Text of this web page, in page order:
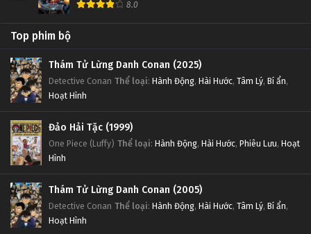
8.0
Top phim bộ
Thám Tử Lừng Danh Conan (2025)
Detective Conan Thể loại: Hành Động, Hài Hước, Tâm Lý, Bí ẩn,
Hoạt Hình
Đảo Hải Tặc (1999)
One Piece (Luffy) Thể loại: Hành Động, Hài Hước, Phiêu Lưu, Hoạt
Hình
Thám Tử Lừng Danh Conan (2005)
Detective Conan Thể loại: Hành Động, Hài Hước, Tâm Lý, Bí ẩn,
Hoạt Hình